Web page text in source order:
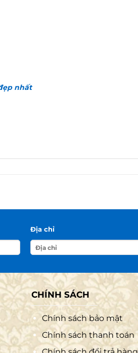
nhất
Địa chỉ
CHÍNH SÁCH
Chính sách bảo mật
Chính sách thanh toán